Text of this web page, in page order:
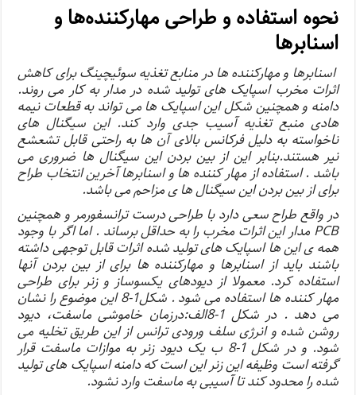
نحوه استفاده و طراحی مهارکننده‌ها و
اسنابرها
اسنابرها و مهارکننده ها در منابع تغذیه سوئیچینگ برای کاهش
اثرات مخرب اسپایک های تولید شده در مدار به کار می روند.
دامنه و همچنین شکل این اسپایک ها می تواند به قطعات نیمه
هادی منبع تغذیه آسیب جدی وارد کند. این سیگنال های
ناخواسته به دلیل فرکانس بالای آن ها به راحتی قابل تشعشع
نیر هستند.بنابر این از بین بردن این سیگنال ها ضروری می
باشد . استفاده از مهار کننده ها و اسنابرها آخرین انتخاب طراح
برای از بین بردن این سیگنال ها ی مزاحم می باشد.
در واقع طراح سعی دارد با طراحی درست ترانسفورمر و همچنین
PCB مدار این اثرات مخرب را به حداقل برساند . اما اگر با وجود
همه ی این ها اسپایک های تولید شده اثرات قابل توجهی داشته
باشند باید از اسنابرها و مهارکننده ها برای از بین بردن آنها
استفاده کرد. معمولا از دیودهای یکسوساز و زنر برای طراحی
مهار کننده ها استفاده می شود . شکل1-8 این موضوع را نشان
می دهد . در شکل 1-8الف:درزمان خاموشی ماسفت، دیود
روشن شده و انرژی سلف ورودی ترانس از این طریق تخلیه می
شود. و در شکل 1-8 ب یک دیود زنر به موازات ماسفت قرار
گرفته است وظیفه این زنر این است که دامنه اسپایک های تولید
شده را محدود کند تا آسیبی به ماسفت وارد نشود.